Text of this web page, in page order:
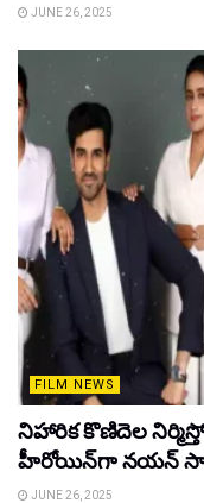
JUNE 26, 2025
FILM NEWS
నిహారిక కొణిదెల
హీరోయిన్‌గా నయన్
JUNE 26, 2025